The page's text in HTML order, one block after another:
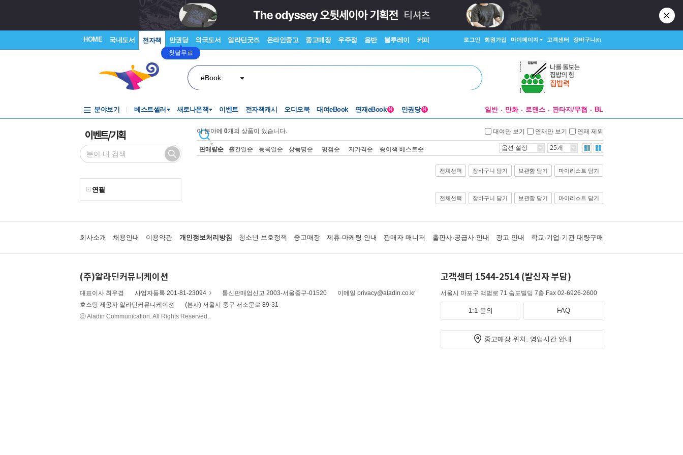
HOME 국내도서 전자책 만권당
첫달무료
외국도서 알라딘굿즈 온라인중고 중고매장 우주점 음반 블루레이 커피 로그인 회원가입 마이페이지 고객센터 장바구니(0)
eBook
분야보기 베스트셀러 새로나온책 이벤트 전자책캐시 오디오북 대여eBook 연재eBook N 만권당 N 일반 만화 로맨스 판타지/무협 BL
이벤트/기획
연필
이 분야에 0개의 상품이 있습니다. 대여만 보기 연재만 보기 연재 제외
판매량순 출간일순 등록일순 상품명순 평점순 저가격순 종이책 베스트순 옵션 설정 25개
전체선택 장바구니 담기 보관함 담기 마이리스트 담기
전체선택 장바구니 담기 보관함 담기 마이리스트 담기
회사소개 채용안내 이용약관 개인정보처리방침 청소년 보호정책 중고매장 제휴·마케팅 안내 판매자 매니저 출판사·공급사 안내 광고 안내 학교·기업·기관 대량구매
(주)알라딘커뮤니케이션
대표이사 최우경 사업자등록 201-81-23094 통신판매업신고 2003-서울중구-01520
이메일 privacy@aladin.co.kr
호스팅 제공자 알라딘커뮤니케이션
(본사) 서울시 중구 서소문로 89-31
ⓒ Aladin Communication. All Rights Reserved.
고객센터 1544-2514 (발신자 부담)
서울시 마포구 백범로 71 숨도빌딩 7층 Fax 02-6926-2600
1:1 문의 FAQ
중고매장 위치, 영업시간 안내